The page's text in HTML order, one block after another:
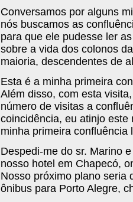
Conversamos por alguns
nós buscamos as
para que ele pudesse ler
sobre a vida dos colonos
maioria, descendentes de
Esta é a minha primeira
Além disso, com esta
número de visitas a
coincidência, eu atinjo
minha primeira confluência
Despedi-me do sr. Marino
nosso hotel em Chapecó,
Nosso próximo plano seria
ônibus para Porto Alegre,